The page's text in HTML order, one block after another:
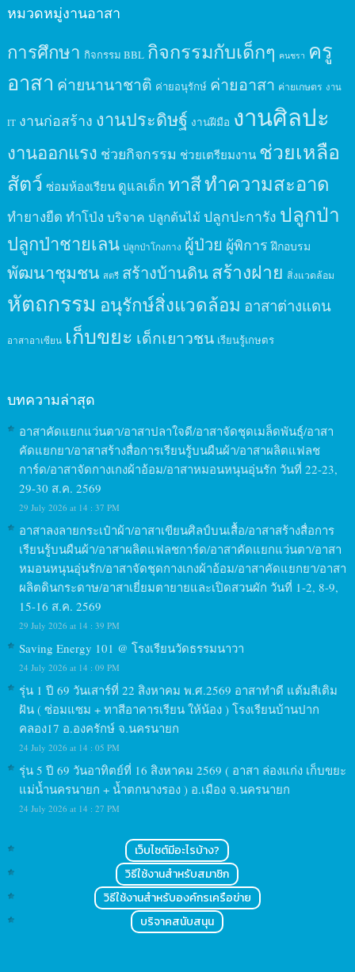
หมวดหมู่งานอาสา
การศึกษา กิจกรรม BBL กิจกรรมกับเด็กๆ คนชรา ครู
อาสา ค่ายนานาชาติ ค่ายอนุรักษ์ ค่ายอาสา ค่ายเกษตร งาน
IT งานก่อสร้าง งานประดิษฐ์ งานฝีมือ งานศิลปะ
งานออกแรง ช่วยกิจกรรม ช่วยเตรียมงาน ช่วยเหลือ
สัตว์ ซ่อมห้องเรียน ดูแลเด็ก ทาสีทำความสะอาด
ทำยางยืด ทำโป่ง บริจาค ปลูกต้นไม้ ปลูกปะการัง ปลูกป่า
ปลูกป่าชายเลน ปลูกป่าโกงกาง ผู้ป่วย ผู้พิการ ฝึกอบรม
พัฒนาชุมชน สตรี สร้างบ้านดินสร้างฝาย สิ่งแวดล้อม
หัตถกรรม อนุรักษ์สิ่งแวดล้อม อาสาต่างแดน
อาสาอาเซียน เก็บขยะ เด็กเยาวชน เรียนรู้เกษตร
บทความล่าสุด
อาสาคัดแยกแว่นตา/อาสาปลาใจดี/อาสาจัดชุดเมล็ดพันธุ์/อาสา
คัดแยกยา/อาสาสร้างสื่อการเรียนรู้บนผืนผ้า/อาสาผลิตแฟลช
การ์ด/อาสาจัดกางเกงผ้าอ้อม/อาสาหมอนหนุนอุ่นรัก วันที่ 22-23,
29-30 ส.ค. 2569
29 July 2026 at 14 : 37 PM
อาสาลงลายกระเป๋าผ้า/อาสาเขียนศิลป์บนเสื้อ/อาสาสร้างสื่อการ
เรียนรู้บนผืนผ้า/อาสาผลิตแฟลชการ์ด/อาสาคัดแยกแว่นตา/อาสา
หมอนหนุนอุ่นรัก/อาสาจัดชุดกางเกงผ้าอ้อม/อาสาคัดแยกยา/อาสา
ผลิตดินกระดาษ/อาสาเยี่ยมตายายและเปิดสวนผัก วันที่ 1-2, 8-9,
15-16 ส.ค. 2569
29 July 2026 at 14 : 39 PM
Saving Energy 101 @ โรงเรียนวัดธรรมนาวา
24 July 2026 at 14 : 09 PM
รุ่น 1 ปี 69 วันเสาร์ที่ 22 สิงหาคม พ.ศ.2569 อาสาทำดี แต้มสีเติม
ฝัน ( ซ่อมแซม + ทาสีอาคารเรียน ให้น้อง ) โรงเรียนบ้านปาก
คลอง17 อ.องครักษ์ จ.นครนายก
24 July 2026 at 14 : 05 PM
รุ่น 5 ปี 69 วันอาทิตย์ที่ 16 สิงหาคม 2569 ( อาสา ล่องแก่ง เก็บขยะ
แม่น้ำนครนายก + น้ำตกนางรอง ) อ.เมือง จ.นครนายก
24 July 2026 at 14 : 27 PM
เว็บไซต์มีอะไรบ้าง?
วิธีใช้งานสำหรับสมาชิก
วิธีใช้งานสำหรับองค์กรเครือข่าย
บริจาคสนับสนุน